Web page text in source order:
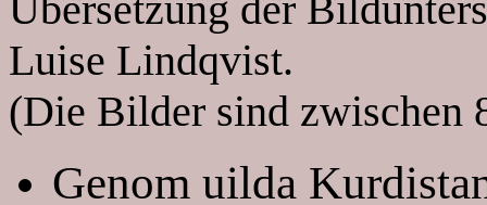
Luise Lindqvist.
(Die Bilder sind zwischen
Genom uilda